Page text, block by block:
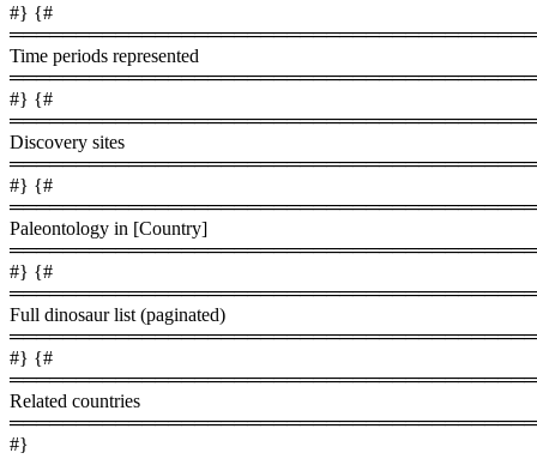
#} {#
Time periods represented
#} {#
Discovery sites
#} {#
Paleontology in [Country]
#} {#
Full dinosaur list (paginated)
#} {#
Related countries
#}